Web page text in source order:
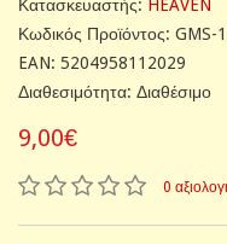
Κατασκευαστής: HEAVEN
Κωδικός Προϊόντος: GMS-
EAN: 5204958112029
Διαθεσιμότητα: Διαθέσιμο
9,00€
0